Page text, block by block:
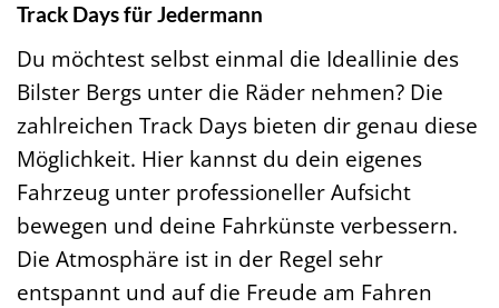
Track Days für Jedermann
Du möchtest selbst einmal die Ideallinie des
Bilster Bergs unter die Räder nehmen? Die
zahlreichen Track Days bieten dir genau diese
Möglichkeit. Hier kannst du dein eigenes
Fahrzeug unter professioneller Aufsicht
bewegen und deine Fahrkünste verbessern.
Die Atmosphäre ist in der Regel sehr
entspannt und auf die Freude am Fahren